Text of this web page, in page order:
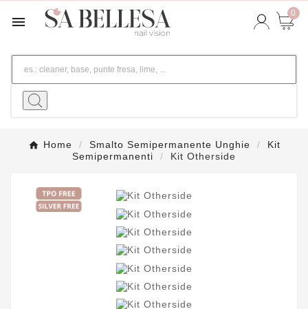

0
Home Smalto Semipermanente Unghie
Kit
Semipermanenti
Kit Otherside